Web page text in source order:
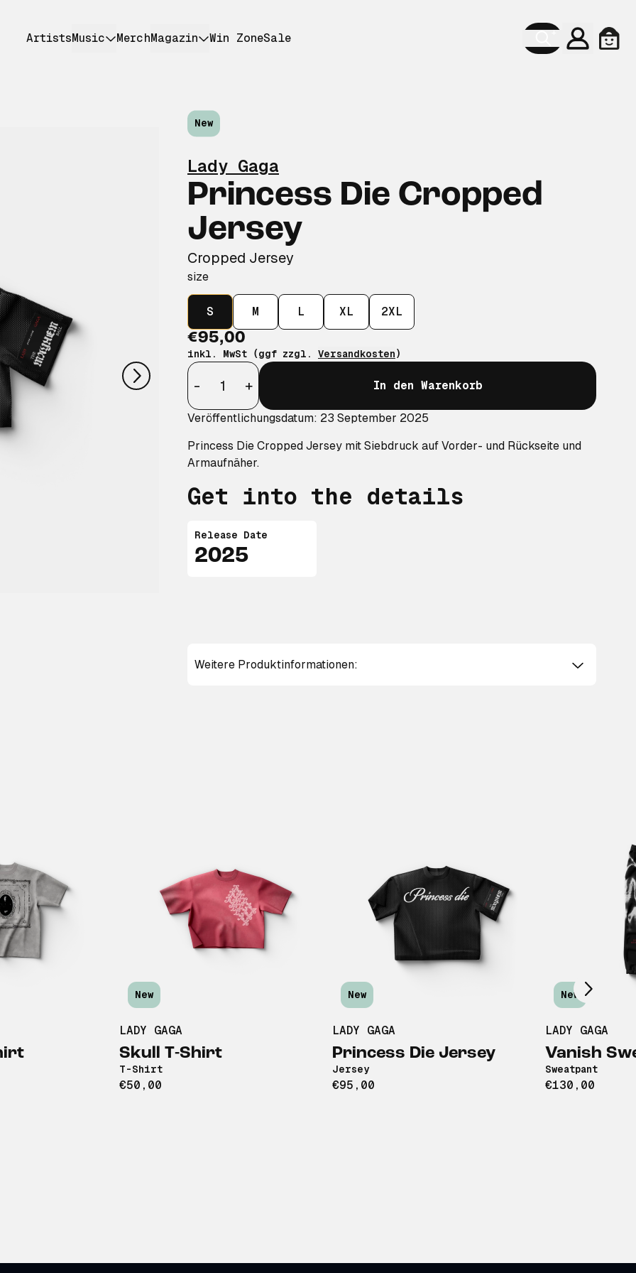
ArtistsMusic MerchMagazin Win ZoneSale
Konto
nächstes
Lady Gaga
Princess Die Cropped
Jersey
Cropped Jersey
size
S M L XL 2XL
€95,00
inkl. MwSt (ggf zzgl. Versandkosten)
Anzahl
-
+ In den Warenkorb
Veröffentlichungsdatum: 23 September 2025
Princess Die Cropped Jersey mit Siebdruck auf Vorder- und Rückseite und
Armaufnäher.
Get into the details
Release Date
2025
New
Weitere Produktinformationen:
New
LADY GAGA
Skull T-Shirt
T-Shirt
€50,00
New
LADY GAGA
Princess Die Jersey
Jersey
€95,00
New
LADY GAGA
Vanish
Sweatpant
€130,00